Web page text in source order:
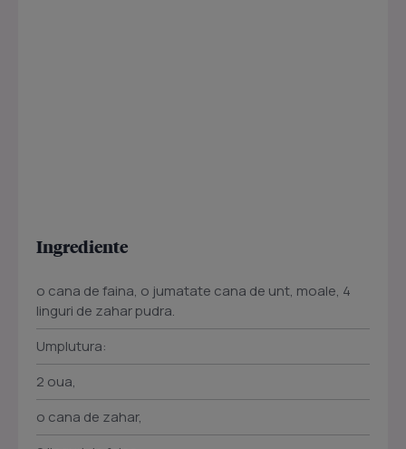
Ingrediente
o cana de faina, o jumatate cana de unt, moale, 4
linguri de zahar pudra.
Umplutura:
2 oua,
o cana de zahar,